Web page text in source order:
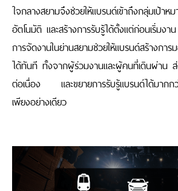
ใจกลางสยามจึงช่วยให้แบรนด์เข้าถึงกลุ่มเป้าห
อัตโนมัติ และสร้างการรับรู้ได้ตั้งแต่ก่อนเริ่มงา
การจัดงานในย่านสยามช่วยให้แบรนด์สร้างกา
ได้ทันที ทั้งจากผู้ร่วมงานและผู้คนที่เดินผ่าน ส่
ต่อเนื่อง และขยายการรับรู้แบรนด์ได้มากก
เพียงอย่างเดียว